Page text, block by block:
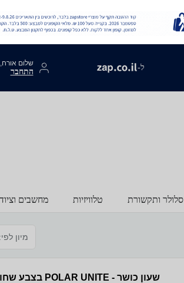
ל- שלום אורח,
התחבר
סלולר ותקשורת טלוויזיות מחשבים
מיון לפי:
שעון כושר - POLAR UNITE בצבע שחור